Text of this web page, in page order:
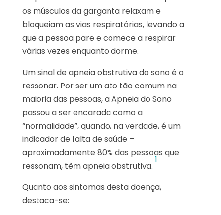
os músculos da garganta relaxam e
bloqueiam as vias respiratórias, levando a
que a pessoa pare e comece a respirar
várias vezes enquanto dorme.
Um sinal de apneia obstrutiva do sono é o
ressonar. Por ser um ato tão comum na
maioria das pessoas, a Apneia do Sono
passou a ser encarada como a
“normalidade”, quando, na verdade, é um
indicador de falta de saúde –
aproximadamente 80% das pessoas que
ressonam, têm apneia obstrutiva.
1
Quanto aos sintomas desta doença,
destaca-se: